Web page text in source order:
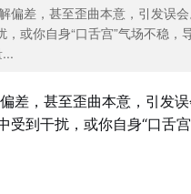
偏差，甚至歪曲本意，引发误
，或你自身“口舌宫”气场不稳
差，甚至歪曲本意，引发
受到干扰，或你自身“口舌